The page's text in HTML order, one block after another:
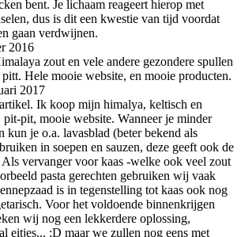
bent. Je lichaam reageert hierop met
dus is dit een kwestie van tijd voordat
gaan verdwijnen.
2016
zout en vele andere gezondere spullen
Hele mooie website, en mooie producten.
2017
Ik koop mijn himalya, keltisch en
pit, mooie website. Wanneer je minder
kun je o.a. lavasblad (beter bekend als
in soepen en sauzen, deze geeft ook de
Als vervanger voor kaas -welke ook veel zout
pasta gerechten gebruiken wij vaak
is in tegenstelling tot kaas ook nog
Voor het voldoende binnenkrijgen
wij nog een lekkerdere oplossing,
eitjes... :D maar we zullen nog eens met